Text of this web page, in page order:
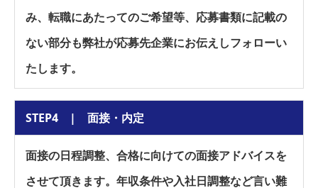
み、転職にあたってのご希望等、応募書類に記載の
ない部分も弊社が応募先企業にお伝えしフォローい
たします。
STEP4 | 面接・内定
面接の日程調整、合格に向けての面接アドバイスを
させて頂きます。年収条件や入社日調整など言い難